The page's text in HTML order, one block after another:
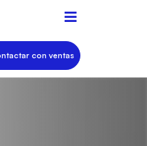
con ventas